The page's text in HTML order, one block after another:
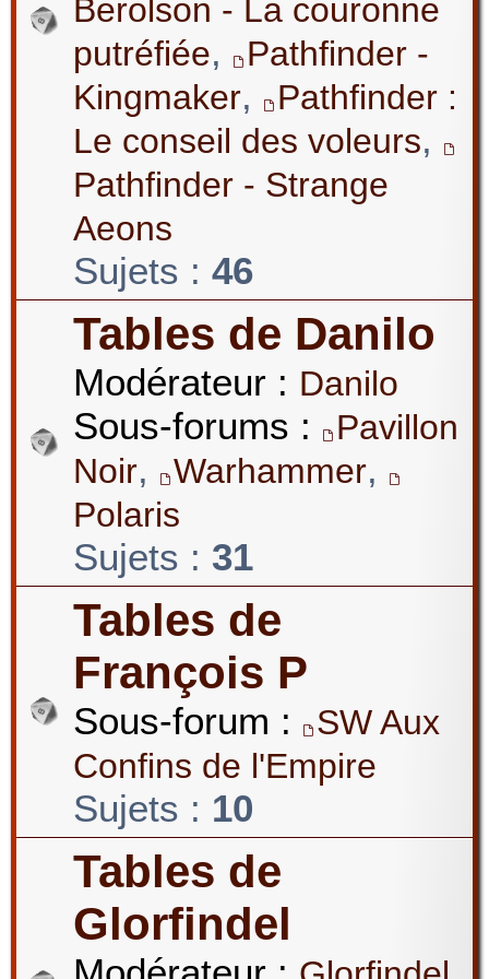
Berolson - La couronne
putréfiée,
Pathfinder -
Kingmaker,
Pathfinder :
Le conseil des voleurs,
Pathfinder - Strange
Aeons
Sujets : 46
Tables de Danilo
Modérateur : Danilo
Sous-forums :
Pavillon
Noir, Warhammer,
Polaris
Sujets : 31
Tables de
François P
Sous-forum :
SW Aux
Confins de l'Empire
Sujets : 10
Tables de
Glorfindel